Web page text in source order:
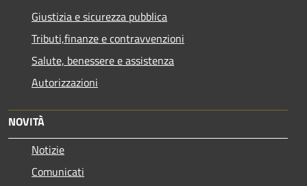
Giustizia e sicurezza pubblica
Tributi,finanze e contravvenzioni
Salute, benessere e assistenza
Autorizzazioni
NOVITÀ
Notizie
Comunicati